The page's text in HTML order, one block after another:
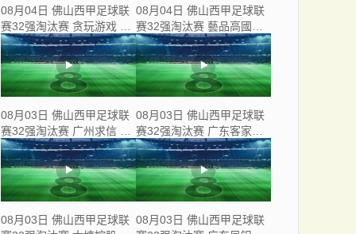
08月04日 佛山西甲足球联
赛32强淘汰赛 贪玩游戏 VS
美的薪火 全场录像
08月04日 佛山西甲足球联
赛32强淘汰赛 藝品高國際
VS 湛江狂狼·粵辉能源 全
场录像
08月03日 佛山西甲足球联
赛32强淘汰赛 广州求信 VS
顺德新青年 全场录像
08月03日 佛山西甲足球联
赛32强淘汰赛 广东客家青
年 VS 广州英华思力U17 全
场录像
08月03日 佛山西甲足球联 08月03日 佛山西甲足球联